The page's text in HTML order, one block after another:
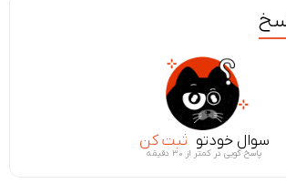
سوال خودتو ثبت کن
پاسخ گویی در کمتر از ۳۰ دقیقه